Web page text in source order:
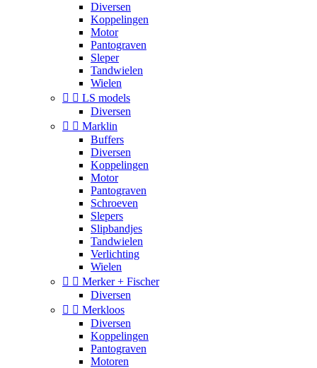
Diversen
Koppelingen
Motor
Pantograven
Sleper
Tandwielen
Wielen
  LS models
Diversen
  Marklin
Buffers
Diversen
Koppelingen
Motor
Pantograven
Schroeven
Slepers
Slipbandjes
Tandwielen
Verlichting
Wielen
  Merker + Fischer
Diversen
  Merkloos
Diversen
Koppelingen
Pantograven
Motoren